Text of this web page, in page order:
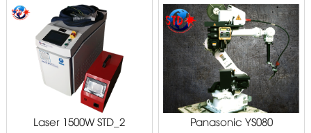
Laser 1500W STD_2 Panasonic YS080